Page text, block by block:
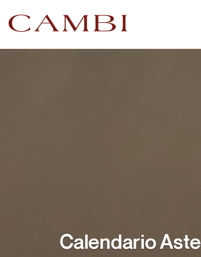
Calendario Aste